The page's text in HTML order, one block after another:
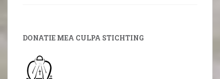
DONATIE MEA CULPA STICHTING